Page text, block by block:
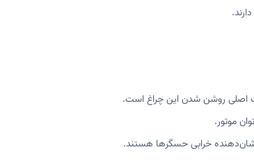
اصلی روشن شدن این چراغ است.
موتور.